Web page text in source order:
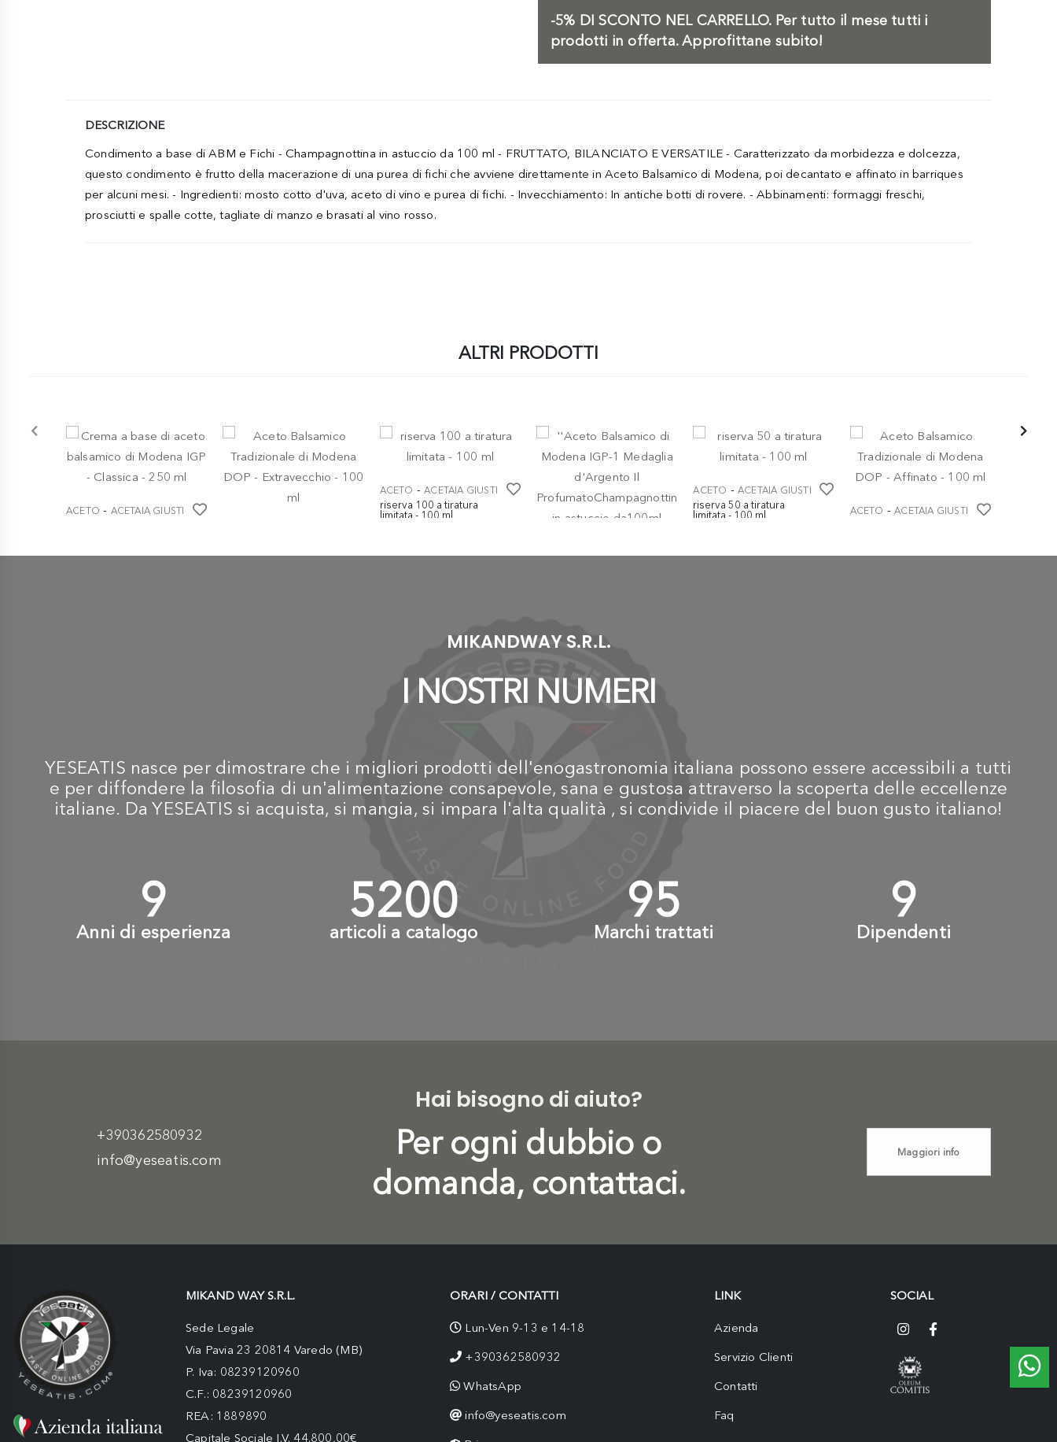
-5% DI SCONTO NEL CARRELLO.Per tutto il mese tutti i
prodotti in offerta. Approfittane subito!
DESCRIZIONE
Condimento a base di ABM e Fichi - Champagnottina in astuccio da 100 ml - FRUTTATO, BILANCIATO E VERSATILE - Caratterizzato da morbidezza e dolcezza,
questo condimento è frutto della macerazione di una purea di fichi che avviene direttamente in Aceto Balsamico di Modena, poi decantato e affinato in barriques
per alcuni mesi. - Ingredienti: mosto cotto d'uva, aceto di vino e purea di fichi. - Invecchiamento: In antiche botti di rovere. - Abbinamenti: formaggi freschi,
prosciutti e spalle cotte, tagliate di manzo e brasati al vino rosso.
ALTRI PRODOTTI
ACETO - ACETAIA GIUSTI
Tradizionale di Modena
ACETO -ACETAIA GIUSTI
riserva 100 a tiratura
limitata - 100 ml
ACETO - ACETAIA GIUSTI
riserva 50 a tiratura
limitata - 100 ml
ACETO -ACETAIA GIUSTI
MIKANDWAY S.R.L.
I NOSTRI NUMERI
YESEATIS nasce per dimostrare che i migliori prodotti dell'enogastronomia italiana possono essere accessibili a tutti
e per diffondere la filosofia di un'alimentazione consapevole, sana e gustosa attraverso la scoperta delle eccellenze
italiane. Da YESEATIS si acquista, si mangia, si impara l'alta qualità , si condivide il piacere del buon gusto italiano!
10+
Anni di esperienza
6000+
articoli a catalogo
110+
Marchi trattati
10+
Dipendenti
+390362580932
info@yeseatis.com
Hai bisogno di aiuto?
Per ogni dubbio o
domanda, contattaci.
Maggiori info
MIKAND WAY S.R.L.
Sede Legale
Via Pavia 23 20814 Varedo (MB)
P. Iva: 08239120960
C.F.: 08239120960
REA: 1889890
Capitale Sociale I.V. 44.800,00€
ORARI / CONTATTI
Lun-Ven 9-13 e 14-18
+390362580932
WhatsApp
info@yeseatis.com
LINK
Azienda
Servizio Clienti
Contatti
Faq
SOCIAL